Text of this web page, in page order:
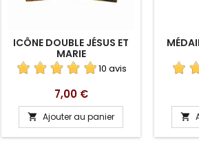
ICÔNE DOUBLE JÉSUS ET
MARIE
10 avis
Prix
7,00 €
 Ajouter au panier 